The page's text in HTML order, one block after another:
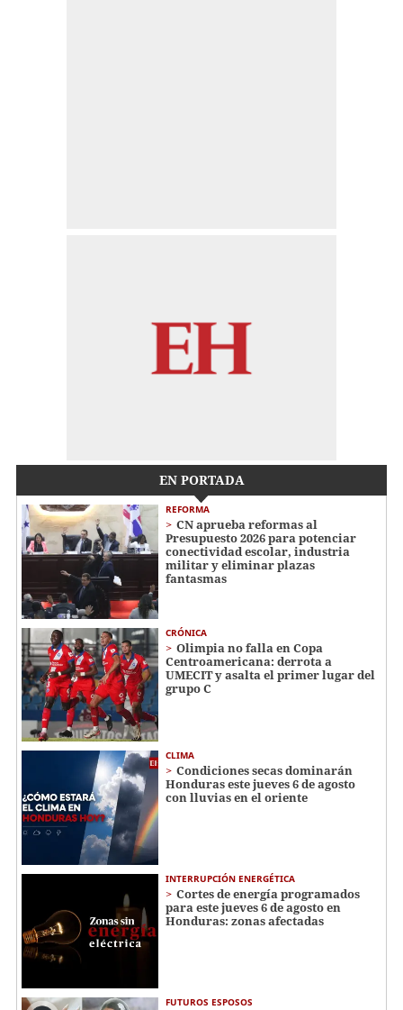
EN PORTADA
REFORMA
CN aprueba reformas al
Presupuesto 2026 para potenciar
conectividad escolar, industria
militar y eliminar plazas
fantasmas
CRÓNICA
Olimpia no falla en Copa
Centroamericana: derrota a
UMECIT y asalta el primer lugar del
grupo C
CLIMA
Condiciones secas dominarán
Honduras este jueves 6 de agosto
con lluvias en el oriente
INTERRUPCIÓN ENERGÉTICA
Cortes de energía programados
para este jueves 6 de agosto en
Honduras: zonas afectadas
FUTUROS ESPOSOS